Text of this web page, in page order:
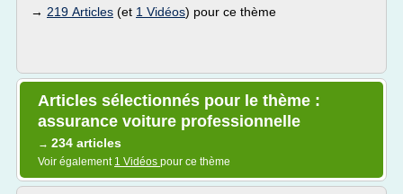
→ 219 Articles (et 1 Vidéos) pour ce thème
Articles sélectionnés pour le thème :
assurance voiture professionnelle
→ 234 articles
Voir également 1 Vidéos pour ce thème